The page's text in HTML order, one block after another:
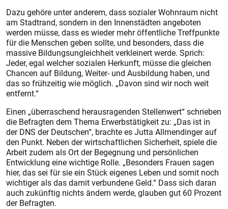
Dazu gehöre unter anderem, dass sozialer Wohnraum nicht
am Stadtrand, sondern in den Innenstädten angeboten
werden müsse, dass es wieder mehr öffentliche Treffpunkte
für die Menschen geben sollte, und besonders, dass die
massive Bildungsungleichheit verkleinert werde. Sprich:
Jeder, egal welcher sozialen Herkunft, müsse die gleichen
Chancen auf Bildung, Weiter- und Ausbildung haben, und
das so frühzeitig wie möglich. „Davon sind wir noch weit
entfernt.“
Einen „überraschend herausragenden Stellenwert“ schrieben
die Befragten dem Thema Erwerbstätigkeit zu: „Das ist in
der DNS der Deutschen“, brachte es Jutta Allmendinger auf
den Punkt. Neben der wirtschaftlichen Sicherheit, spiele die
Arbeit zudem als Ort der Begegnung und persönlichen
Entwicklung eine wichtige Rolle. „Besonders Frauen sagen
hier, das sei für sie ein Stück eigenes Leben und somit noch
wichtiger als das damit verbundene Geld.“ Dass sich daran
auch zukünftig nichts ändern werde, glauben gut 60 Prozent
der Befragten.